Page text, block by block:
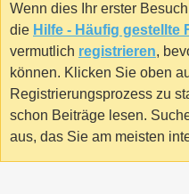
Wenn dies Ihr erster
die Hilfe - Häufig gestellte
vermutlich registrieren,
können. Klicken Sie oben
Registrierungsprozess zu
schon Beiträge lesen.
aus, das Sie am meisten